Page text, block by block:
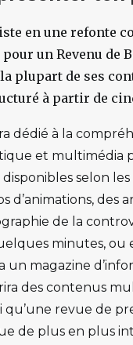
en une refonte
un Revenu de
plupart de ses
à partir de
dédié à la
et multimédia
selon
d’animations, des
de la
minutes, ou
un magazine
des contenus
qu’une revue de
de plus en plus